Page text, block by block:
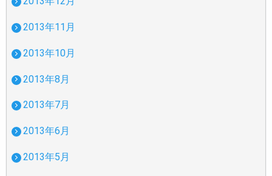
2013年11月
2013年10月
2013年8月
2013年7月
2013年6月
2013年5月